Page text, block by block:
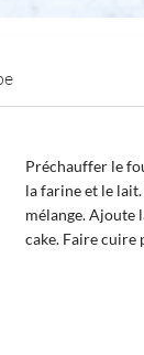
Préchauffer le
la farine et le
mélange. Ajoute
cake. Faire cuire